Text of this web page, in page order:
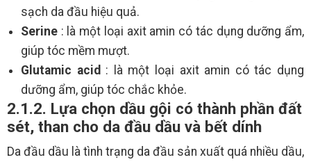
sạch da đầu hiệu quả.
Serine : là một loại axit amin có tác dụng dưỡng ẩm,
giúp tóc mềm mượt.
Glutamic acid : là một loại axit amin có tác dụng
dưỡng ẩm, giúp tóc chắc khỏe.
2.1.2. Lựa chọn dầu gội có thành phần đất
sét, than cho da đầu dầu và bết dính
Da đầu dầu là tình trạng da đầu sản xuất quá nhiều dầu,